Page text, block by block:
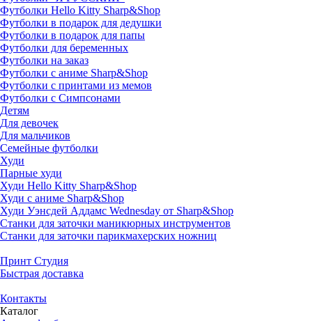
Футболки Hello Kitty Sharp&Shop
Футболки в подарок для дедушки
Футболки в подарок для папы
Футболки для беременных
Футболки на заказ
Футболки с аниме Sharp&Shop
Футболки с принтами из мемов
Футболки с Симпсонами
Детям
Для девочек
Для мальчиков
Семейные футболки
Худи
Парные худи
Худи Hello Kitty Sharp&Shop
Худи с аниме Sharp&Shop
Худи Уэнсдей Аддамс Wednesday от Sharp&Shop
Станки для заточки маникюрных инструментов
Станки для заточки парикмахерских ножниц
Принт Студия
Быстрая доставка
Контакты
Каталог